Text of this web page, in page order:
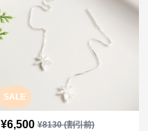
SALE
¥6,500 ¥8130(割引前)